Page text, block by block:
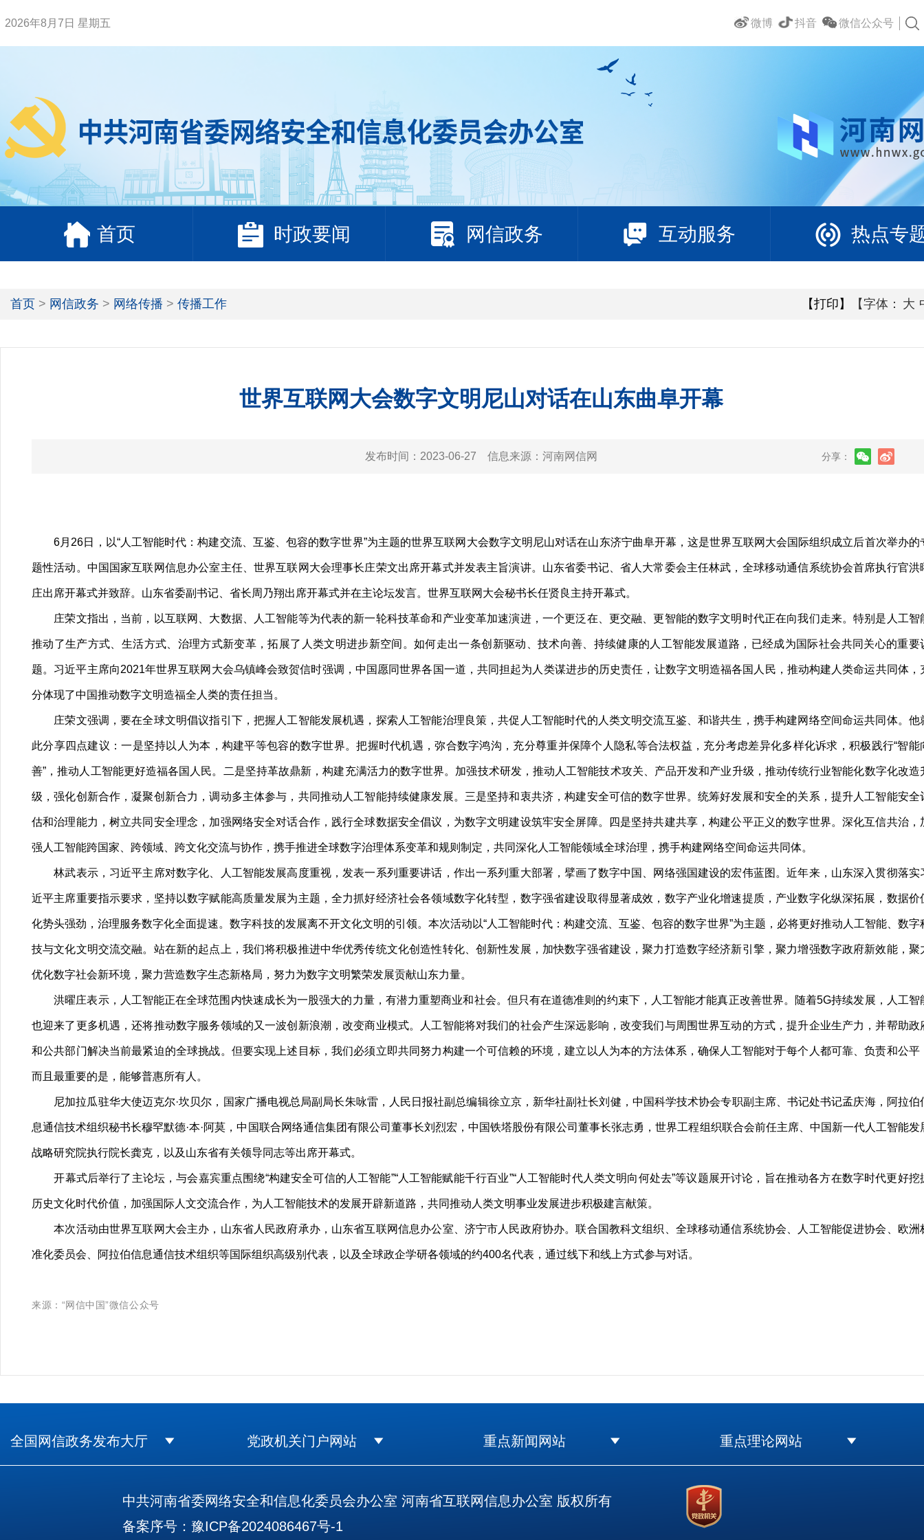
2026年8月7日 星期五 微信公众号
抖音
微博
首页 时政要闻 网信政务 互动服务 热点专
首页 > 网信政务 > 网络传播 > 传播工作 【打印】 【字体： 大
世界互联网大会数字文明尼山对话在山东曲阜开幕
发布时间： 2023-06-27 信息来源： 河南网信网 分享：
6月26日，以“人工智能时代：构建交流、互鉴、包容的数字世界”为主题的世界互联网大会数字文明尼山对话在山东济宁曲阜开幕，这是世界互联网大会国际组织成立后首次举办的
题性活动。中国国家互联网信息办公室主任、世界互联网大会理事长庄荣文出席开幕式并发表主旨演讲。山东省委书记、省人大常委会主任林武，全球移动通信系统协会首席执行官洪
庄出席开幕式并致辞。山东省委副书记、省长周乃翔出席开幕式并在主论坛发言。世界互联网大会秘书长任贤良主持开幕式。
庄荣文指出，当前，以互联网、大数据、人工智能等为代表的新一轮科技革命和产业变革加速演进，一个更泛在、更交融、更智能的数字文明时代正在向我们走来。特别是人工智
推动了生产方式、生活方式、治理方式新变革，拓展了人类文明进步新空间。如何走出一条创新驱动、技术向善、持续健康的人工智能发展道路，已经成为国际社会共同关心的重要
题。习近平主席向2021年世界互联网大会乌镇峰会致贺信时强调，中国愿同世界各国一道，共同担起为人类谋进步的历史责任，让数字文明造福各国人民，推动构建人类命运共同体，
分体现了中国推动数字文明造福全人类的责任担当。
庄荣文强调，要在全球文明倡议指引下，把握人工智能发展机遇，探索人工智能治理良策，共促人工智能时代的人类文明交流互鉴、和谐共生，携手构建网络空间命运共同体。他
此分享四点建议：一是坚持以人为本，构建平等包容的数字世界。把握时代机遇，弥合数字鸿沟，充分尊重并保障个人隐私等合法权益，充分考虑差异化多样化诉求，积极践行“智能
善”，推动人工智能更好造福各国人民。二是坚持革故鼎新，构建充满活力的数字世界。加强技术研发，推动人工智能技术攻关、产品开发和产业升级，推动传统行业智能化数字化改造
级，强化创新合作，凝聚创新合力，调动多主体参与，共同推动人工智能持续健康发展。三是坚持和衷共济，构建安全可信的数字世界。统筹好发展和安全的关系，提升人工智能安全
估和治理能力，树立共同安全理念，加强网络安全对话合作，践行全球数据安全倡议，为数字文明建设筑牢安全屏障。四是坚持共建共享，构建公平正义的数字世界。深化互信共治，
强人工智能跨国家、跨领域、跨文化交流与协作，携手推进全球数字治理体系变革和规则制定，共同深化人工智能领域全球治理，携手构建网络空间命运共同体。
林武表示，习近平主席对数字化、人工智能发展高度重视，发表一系列重要讲话，作出一系列重大部署，擘画了数字中国、网络强国建设的宏伟蓝图。近年来，山东深入贯彻落实
近平主席重要指示要求，坚持以数字赋能高质量发展为主题，全力抓好经济社会各领域数字化转型，数字强省建设取得显著成效，数字产业化增速提质，产业数字化纵深拓展，数据价
化势头强劲，治理服务数字化全面提速。数字科技的发展离不开文化文明的引领。本次活动以“人工智能时代：构建交流、互鉴、包容的数字世界”为主题，必将更好推动人工智能、数字
技与文化文明交流交融。站在新的起点上，我们将积极推进中华优秀传统文化创造性转化、创新性发展，加快数字强省建设，聚力打造数字经济新引擎，聚力增强数字政府新效能，聚
优化数字社会新环境，聚力营造数字生态新格局，努力为数字文明繁荣发展贡献山东力量。
洪曜庄表示，人工智能正在全球范围内快速成长为一股强大的力量，有潜力重塑商业和社会。但只有在道德准则的约束下，人工智能才能真正改善世界。随着5G持续发展，人工智
也迎来了更多机遇，还将推动数字服务领域的又一波创新浪潮，改变商业模式。人工智能将对我们的社会产生深远影响，改变我们与周围世界互动的方式，提升企业生产力，并帮助政
和公共部门解决当前最紧迫的全球挑战。但要实现上述目标，我们必须立即共同努力构建一个可信赖的环境，建立以人为本的方法体系，确保人工智能对于每个人都可靠、负责和公平
而且最重要的是，能够普惠所有人。
尼加拉瓜驻华大使迈克尔·坎贝尔，国家广播电视总局副局长朱咏雷，人民日报社副总编辑徐立京，新华社副社长刘健，中国科学技术协会专职副主席、书记处书记孟庆海，阿拉伯
息通信技术组织秘书长穆罕默德·本·阿莫，中国联合网络通信集团有限公司董事长刘烈宏，中国铁塔股份有限公司董事长张志勇，世界工程组织联合会前任主席、中国新一代人工智能发
战略研究院执行院长龚克，以及山东省有关领导同志等出席开幕式。
开幕式后举行了主论坛，与会嘉宾重点围绕“构建安全可信的人工智能”“人工智能赋能千行百业”“人工智能时代人类文明向何处去”等议题展开讨论，旨在推动各方在数字时代更好挖
历史文化时代价值，加强国际人文交流合作，为人工智能技术的发展开辟新道路，共同推动人类文明事业发展进步积极建言献策。
本次活动由世界互联网大会主办，山东省人民政府承办，山东省互联网信息办公室、济宁市人民政府协办。联合国教科文组织、全球移动通信系统协会、人工智能促进协会、欧洲
准化委员会、阿拉伯信息通信技术组织等国际组织高级别代表，以及全球政企学研各领域的约400名代表，通过线下和线上方式参与对话。
来源：“网信中国”微信公众号
全国网信政务发布大厅 党政机关门户网站 重点新闻网站 重点理论网站
中共河南省委网络安全和信息化委员会办公室 河南省互联网信息办公室 版权所有
备案序号：豫ICP备2024086467号-1